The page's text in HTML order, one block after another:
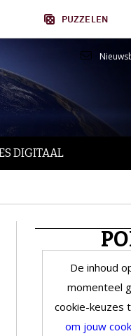
PUZZELEN
DIGITAAL
De inhoud
momenteel
cookie-keuzes
om jouw